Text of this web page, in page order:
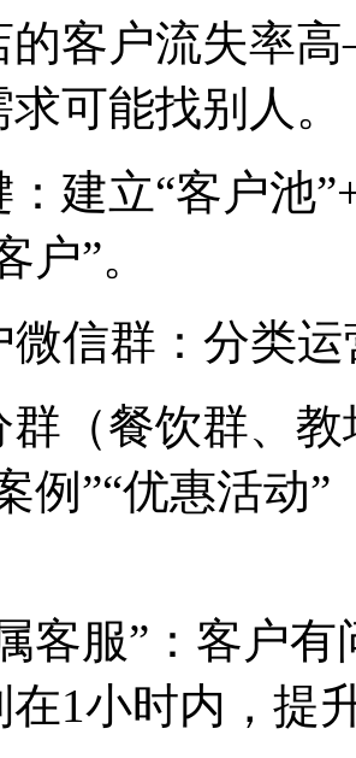
的客户流失率
可能找别人。
建立“客户池
户”。
微信群：分类运
群（餐饮群、
例”“优惠活动
客服”：客户
在1小时内，提